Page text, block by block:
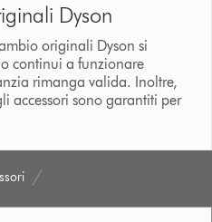
Dyson
originali Dyson si
continui a funzionare
rimanga valida. Inoltre,
accessori sono garantiti per